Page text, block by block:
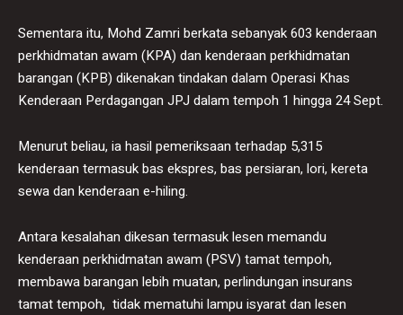
Sementara itu, Mohd Zamri berkata sebanyak 603 kenderaan
perkhidmatan awam (KPA) dan kenderaan perkhidmatan
barangan (KPB) dikenakan tindakan dalam Operasi Khas
Kenderaan Perdagangan JPJ dalam tempoh 1 hingga 24 Sept.
Menurut beliau, ia hasil pemeriksaan terhadap 5,315
kenderaan termasuk bas ekspres, bas persiaran, lori, kereta
sewa dan kenderaan e-hiling.
Antara kesalahan dikesan termasuk lesen memandu
kenderaan perkhidmatan awam (PSV) tamat tempoh,
membawa barangan lebih muatan, perlindungan insurans
tamat tempoh, tidak mematuhi lampu isyarat dan lesen